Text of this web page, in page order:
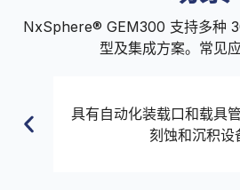
NxSphere® GEM300 支持多种
型及集成方案。常见应
具有自动化装载口和载具
刻蚀和沉积设